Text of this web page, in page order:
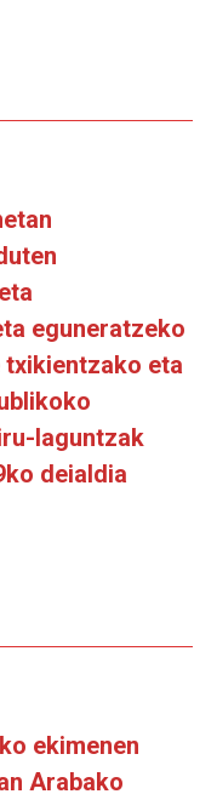
eguneratzeko
eta
laguntzak
deialdia
ekimenen
Arabako